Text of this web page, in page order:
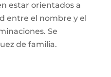
estar orientados a
entre el nombre y el
Se
de familia.